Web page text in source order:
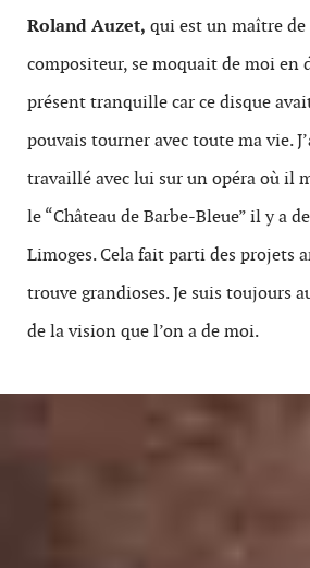
Roland Auzet, qui est un maître
compositeur, se moquait de moi en
présent tranquille car ce disque
pouvais tourner avec toute ma vie.
travaillé avec lui sur un opéra où il
le “Château de Barbe-Bleue” il y a
Limoges. Cela fait parti des projets
trouve grandioses. Je suis toujours
de la vision que l’on a de moi.